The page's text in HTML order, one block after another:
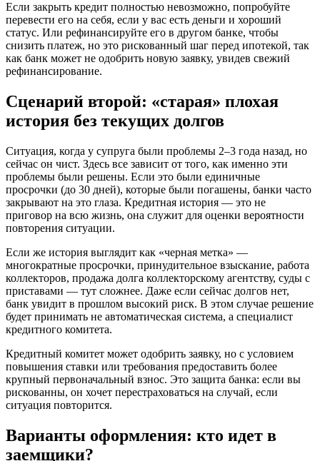
Если закрыть кредит полностью невозможно, попробуйте
перевести его на себя, если у вас есть деньги и хороший
статус. Или рефинансируйте его в другом банке, чтобы
снизить платеж, но это рискованный шаг перед ипотекой, так
как банк может не одобрить новую заявку, увидев свежий
рефинансирование.
Сценарий второй: «старая» плохая
история без текущих долгов
Ситуация, когда у супруга были проблемы 2–3 года назад, но
сейчас он чист. Здесь все зависит от того, как именно эти
проблемы были решены. Если это были единичные
просрочки (до 30 дней), которые были погашены, банки часто
закрывают на это глаза. Кредитная история — это не
приговор на всю жизнь, она служит для оценки вероятности
повторения ситуации.
Если же история выглядит как «черная метка» —
многократные просрочки, принудительное взыскание, работа
коллекторов, продажа долга коллекторскому агентству, суды с
приставами — тут сложнее. Даже если сейчас долгов нет,
банк увидит в прошлом высокий риск. В этом случае решение
будет принимать не автоматическая система, а специалист
кредитного комитета.
Кредитный комитет может одобрить заявку, но с условием
повышения ставки или требования предоставить более
крупный первоначальный взнос. Это защита банка: если вы
рискованны, он хочет перестраховаться на случай, если
ситуация повторится.
Варианты оформления: кто идет в
заемщики?